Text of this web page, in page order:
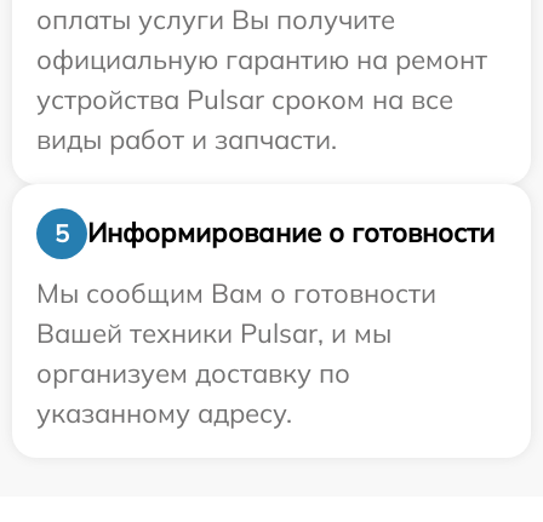
оплаты услуги Вы получите
официальную гарантию на ремонт
устройства Pulsar сроком на все
виды работ и запчасти.
5
Информирование о готовности
Мы сообщим Вам о готовности
Вашей техники Pulsar, и мы
организуем доставку по
указанному адресу.